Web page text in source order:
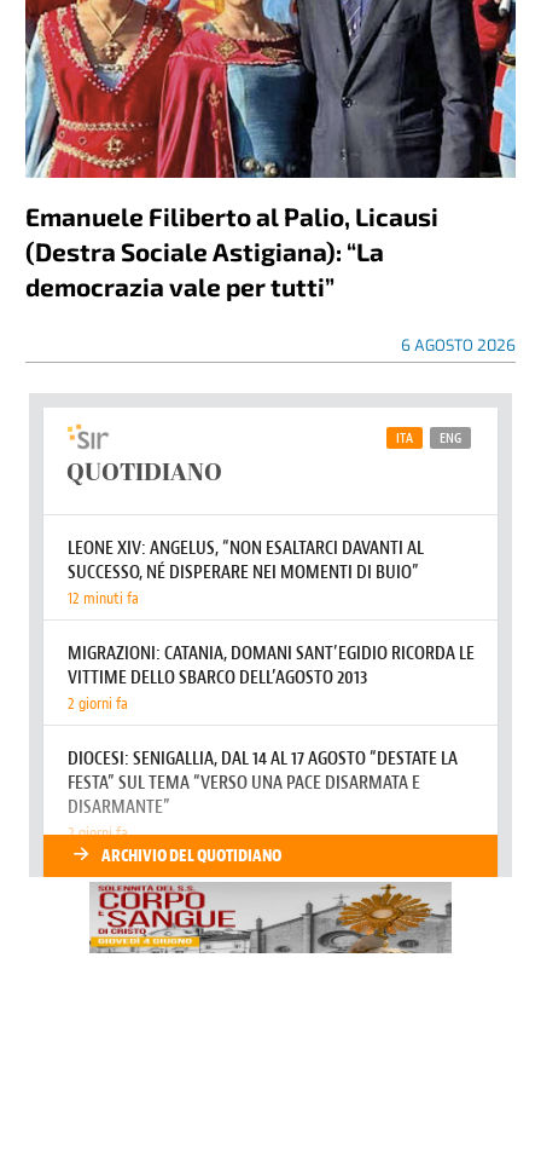
Emanuele Filiberto al Palio, Licausi
(Destra Sociale Astigiana): “La
democrazia vale per tutti”
6 AGOSTO 2026